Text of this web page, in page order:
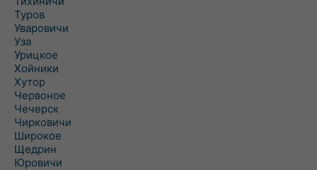
Туров
Уваровичи
Уза
Урицкое
Хойники
Хутор
Червоное
Чечерск
Чирковичи
Широкое
Щедрин
Юровичи